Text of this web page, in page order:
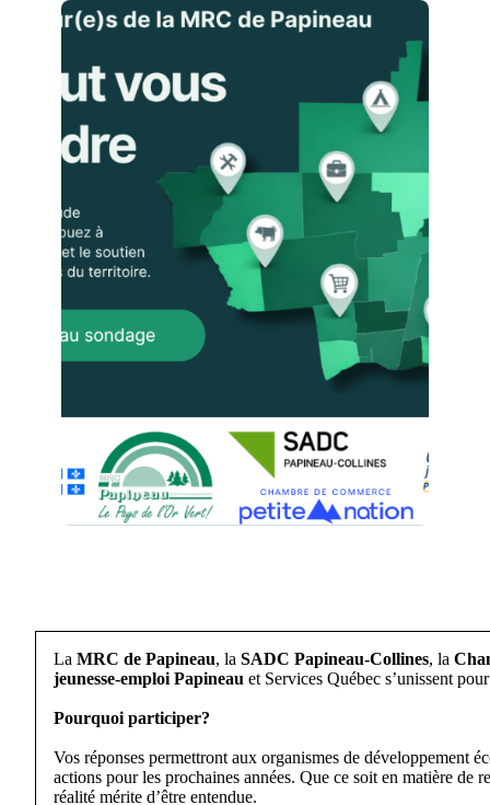
La MRC de Papineau, la SADC Papineau-Collines, la
jeunesse-emploi Papineau et Services Québec s’unissent
Pourquoi participer?
Vos réponses permettront aux organismes de développement
actions pour les prochaines années. Que ce soit en matière
réalité mérite d’être entendue.